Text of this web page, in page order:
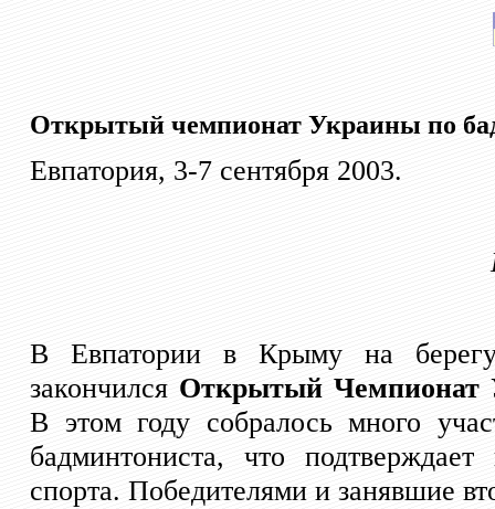
Открытый чемпионат Украины по
Евпатория, 3-7 сентября 2003.
В Евпатории в Крыму на
закончился Открытый Чемпионат
В этом году собралось много
бадминтониста, что
спорта. Победителями и занявшие